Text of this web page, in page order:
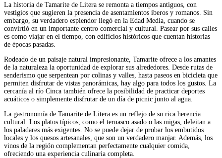
La historia de Tamarite de Litera se remonta a tiempos antiguos, con
vestigios que sugieren la presencia de asentamientos íberos y romanos. Sin
embargo, su verdadero esplendor llegó en la Edad Media, cuando se
convirtió en un importante centro comercial y cultural. Pasear por sus calles
es como viajar en el tiempo, con edificios históricos que cuentan historias
de épocas pasadas.
Rodeado de un paisaje natural impresionante, Tamarite ofrece a los amantes
de la naturaleza la oportunidad de explorar sus alrededores. Desde rutas de
senderismo que serpentean por colinas y valles, hasta paseos en bicicleta que
permiten disfrutar de vistas panorámicas, hay algo para todos los gustos. La
cercanía al río Cinca también ofrece la posibilidad de practicar deportes
acuáticos o simplemente disfrutar de un día de picnic junto al agua.
La gastronomía de Tamarite de Litera es un reflejo de su rica herencia
cultural. Los platos típicos, como el ternasco asado o las migas, deleitan a
los paladares más exigentes. No se puede dejar de probar los embutidos
locales y los quesos artesanales, que son un verdadero manjar. Además, los
vinos de la región complementan perfectamente cualquier comida,
ofreciendo una experiencia culinaria completa.